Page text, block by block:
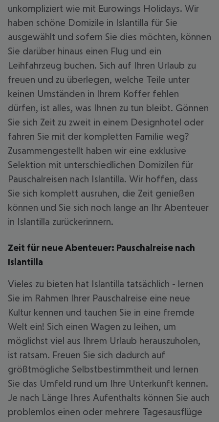
unkompliziert wie mit Eurowings Holidays. Wir
haben schöne Domizile in Islantilla für Sie
ausgewählt und sofern Sie dies möchten, können
Sie darüber hinaus einen Flug und ein
Leihfahrzeug buchen. Sich auf Ihren Urlaub zu
freuen und zu überlegen, welche Teile unter
keinen Umständen in Ihrem Koffer fehlen
dürfen, ist alles, was Ihnen zu tun bleibt. Gönnen
Sie sich Zeit zu zweit in einem Designhotel oder
fahren Sie mit der kompletten Familie weg?
Zusammengestellt haben wir eine exklusive
Selektion mit unterschiedlichen Domizilen für
Pauschalreisen nach Islantilla. Wir hoffen, dass
Sie sich komplett ausruhen, die Zeit genießen
können und Sie sich noch lange an Ihr Abenteuer
in Islantilla zurückerinnern.
Zeit für neue Abenteuer: Pauschalreise nach
Islantilla
Vieles zu bieten hat Islantilla tatsächlich - lernen
Sie im Rahmen Ihrer Pauschalreise eine neue
Kultur kennen und tauchen Sie in eine fremde
Welt ein! Sich einen Wagen zu leihen, um
möglichst viel aus Ihrem Urlaub herauszuholen,
ist ratsam. Freuen Sie sich dadurch auf
größtmögliche Selbstbestimmtheit und lernen
Sie das Umfeld rund um Ihre Unterkunft kennen.
Je nach Länge Ihres Aufenthalts können Sie auch
problemlos einen oder mehrere Tagesausflüge